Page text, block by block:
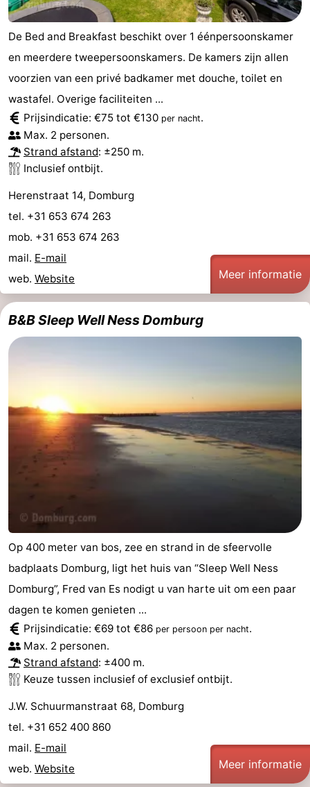
Bowlen
-
Minigolfbanen
Wellness
centra
Dorpen
&
Steden
Natuur
Rondleidingen
Sporten
-
Zwembaden
-
Fietsen
-
Wandelen
-
Paardrijden
-
en
drinken
Ringrijden
Mondriaan
Toorop
Evenementen
Praktisch
Forum
Route
-
Parkeren
Reisboekenwinkel
Nieuws
Medische
adressen
Regio
De Bed and Breakfast beschikt over 1 éénpersoonskamer
en meerdere tweepersoonskamers. De kamers zijn allen
voorzien van een privé badkamer met douche, toilet en
wastafel. Overige faciliteiten ...
Prijsindicatie: €75 tot €130 per nacht.
Max. 2 personen.
Strand afstand: ±250 m.
Inclusief ontbijt.
Herenstraat 14, Domburg
tel. +31 653 674 263
mob. +31 653 674 263
mail. E-mail
web. Website Meer informatie
B&B Sleep Well Ness Domburg
Op 400 meter van bos, zee en strand in de sfeervolle
badplaats Domburg, ligt het huis van “Sleep Well Ness
Domburg”, Fred van Es nodigt u van harte uit om een paar
dagen te komen genieten ...
Prijsindicatie: €69 tot €86 per persoon per nacht.
Max. 2 personen.
Strand afstand: ±400 m.
Keuze tussen inclusief of exclusief ontbijt.
J.W. Schuurmanstraat 68, Domburg
tel. +31 652 400 860
mail. E-mail
web. Website Meer informatie